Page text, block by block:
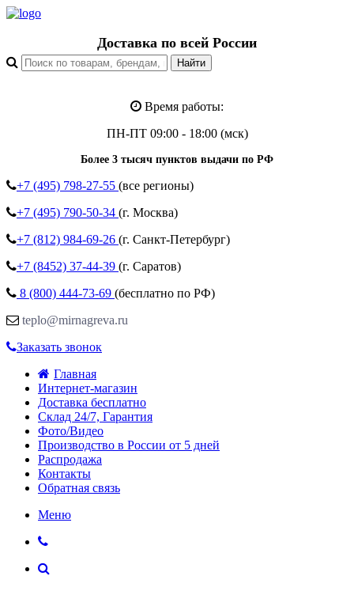
Доставка по всей России
Время работы:
ПН-ПТ 09:00 - 18:00 (мск)
Более 3 тысяч пунктов выдачи по РФ
+7 (495) 798-27-55 (все регионы)
+7 (495) 790-50-34 (г. Москва)
+7 (812) 984-69-26 (г. Санкт-Петербург)
+7 (8452) 37-44-39 (г. Саратов)
8 (800) 444-73-69 (бесплатно по РФ)
teplo@mirnagreva.ru
Заказать звонок
Главная
Интернет-магазин
Доставка бесплатно
Склад 24/7, Гарантия
Фото/Видео
Производство в России от 5 дней
Распродажа
Контакты
Обратная связь
Меню